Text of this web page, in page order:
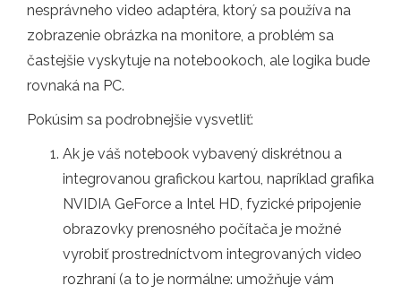
nesprávneho video adaptéra, ktorý sa používa na
zobrazenie obrázka na monitore, a problém sa
častejšie vyskytuje na notebookoch, ale logika bude
rovnaká na PC.
Pokúsim sa podrobnejšie vysvetliť:
Ak je váš notebook vybavený diskrétnou a
integrovanou grafickou kartou, napríklad grafika
NVIDIA GeForce a Intel HD, fyzické pripojenie
obrazovky prenosného počítača je možné
vyrobiť prostredníctvom integrovaných video
rozhraní (a to je normálne: umožňuje vám